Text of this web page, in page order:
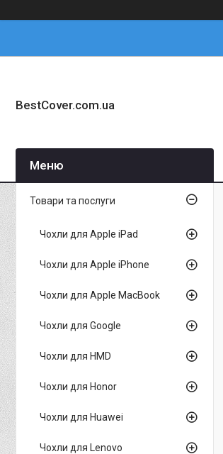
BestCover.com.ua
Товари та послуги
Чохли для Apple iPad
Чохли для Apple iPhone
Чохли для Apple MacBook
Чохли для Google
Чохли для HMD
Чохли для Honor
Чохли для Huawei
Чохли для Lenovo